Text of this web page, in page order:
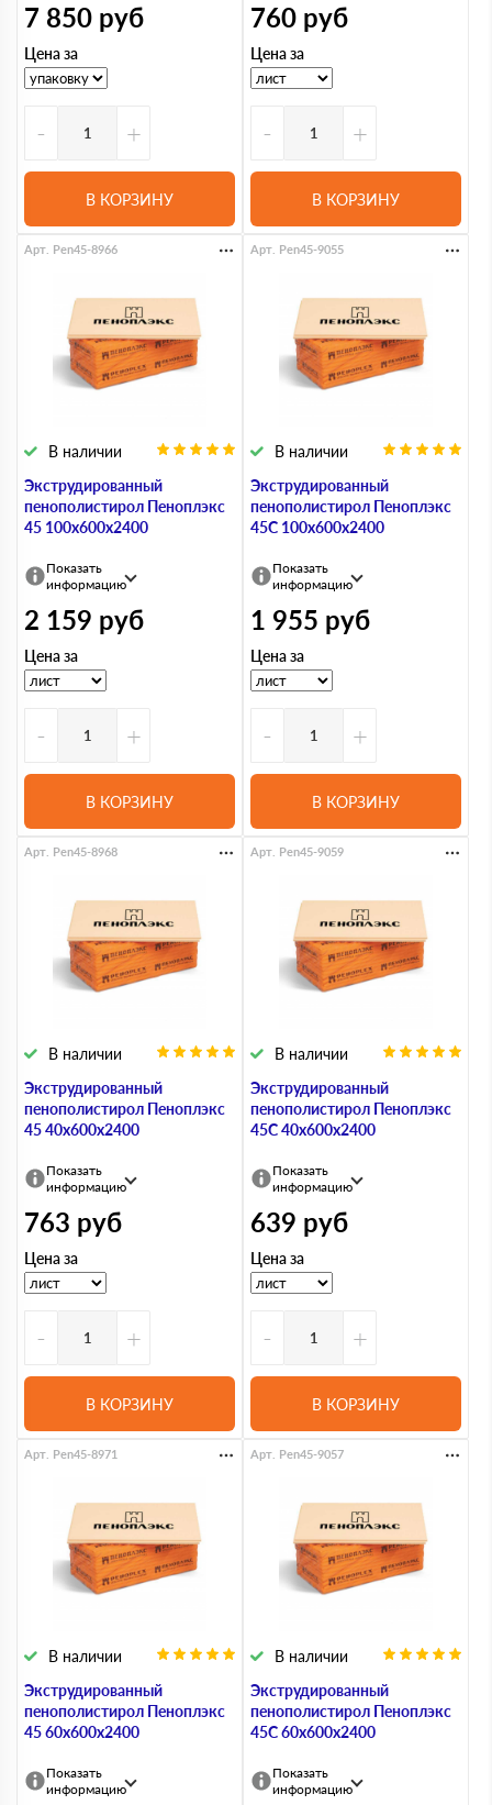
7 850 руб
Цена за
- +
В КОРЗИНУ
760 руб
Цена за
- +
В КОРЗИНУ
Экструдированный
пенополистирол Пеноплэкс
45 100х600х2400
В наличии
Арт. Pen45-8966
Показать
информацию
2 159 руб
Цена за
- +
В КОРЗИНУ
Экструдированный
пенополистирол Пеноплэкс
45С 100х600х2400
В наличии
Арт. Pen45-9055
Показать
информацию
1 955 руб
Цена за
- +
В КОРЗИНУ
Экструдированный
пенополистирол Пеноплэкс
45 40х600х2400
В наличии
Арт. Pen45-8968
Показать
информацию
763 руб
Цена за
- +
В КОРЗИНУ
Экструдированный
пенополистирол Пеноплэкс
45С 40х600х2400
В наличии
Арт. Pen45-9059
Показать
информацию
639 руб
Цена за
- +
В КОРЗИНУ
Экструдированный
пенополистирол Пеноплэкс
45 60х600х2400
В наличии
Арт. Pen45-8971
Показать
информацию
Экструдированный
пенополистирол Пеноплэкс
45С 60х600х2400
В наличии
Арт. Pen45-9057
Показать
информацию